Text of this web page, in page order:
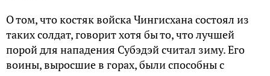
О том, что костяк войска Чингисхана состоял из
таких солдат, говорит хотя бы то, что лучшей
порой для нападения Субэдэй считал зиму. Его
воины, выросшие в горах, были способны с